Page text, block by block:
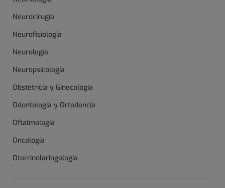
Neurocirugía
Neurofisiología
Neurología
Neuropsicología
Obstetricia y Ginecología
Odontología y Ortodoncia
Oftalmología
Oncología
Otorrinolaringología